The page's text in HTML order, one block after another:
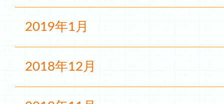
2019年1月
2018年12月